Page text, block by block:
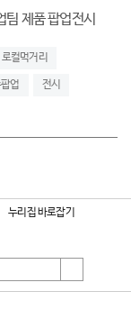
제품 팝업전시
로컬먹거리
업 전시
누리집 바로잡기